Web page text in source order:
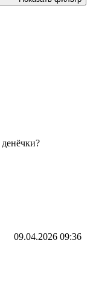
09.04.2026 09:36